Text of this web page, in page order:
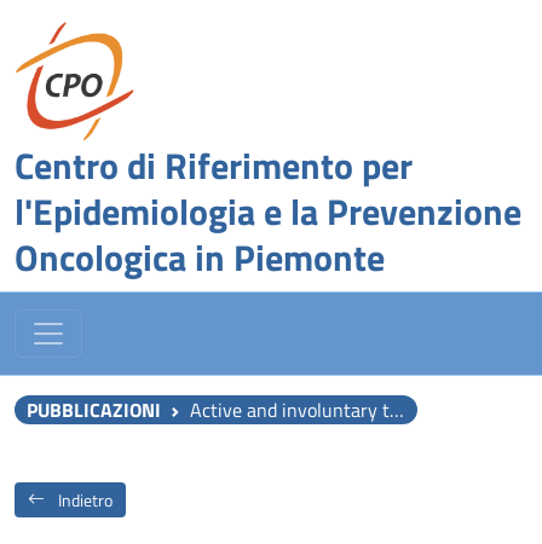
Centro di Riferimento per
l'Epidemiologia e la Prevenzione
Oncologica in Piemonte
PUBBLICAZIONI Active and involuntary tobacco smoking and upper aerodigestive tract cancer risks in a multicenter case-control study.
Indietro